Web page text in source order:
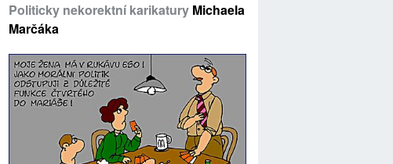
Politicky nekorektní karikatury Michaela
Marčáka